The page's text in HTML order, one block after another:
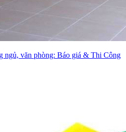
ngủ, văn phòng: Báo giá & Thi Công